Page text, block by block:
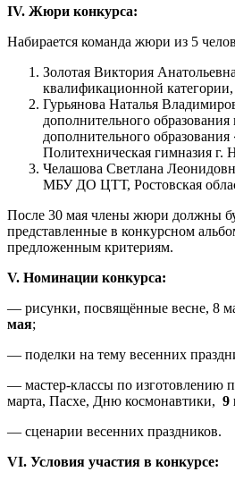
IV. Жюри конкурса:
Набирается команда жюри из 5
Золотая Виктория
квалификационной категории,
Гурьянова Наталья
дополнительного
дополнительного
Политехническая гимназия
Челашова Светлана
МБУ ДО ЦТТ, Ростовская
После 30 мая члены жюри должны
представленные в конкурсном
предложенным критериям.
V. Номинации конкурса:
— рисунки, посвящённые весне, 8
мая;
— поделки на тему весенних
— мастер-классы по изготовлению
марта, Пасхе, Дню космонавтики, 9
— сценарии весенних праздников.
VI. Условия участия в конкурсе: